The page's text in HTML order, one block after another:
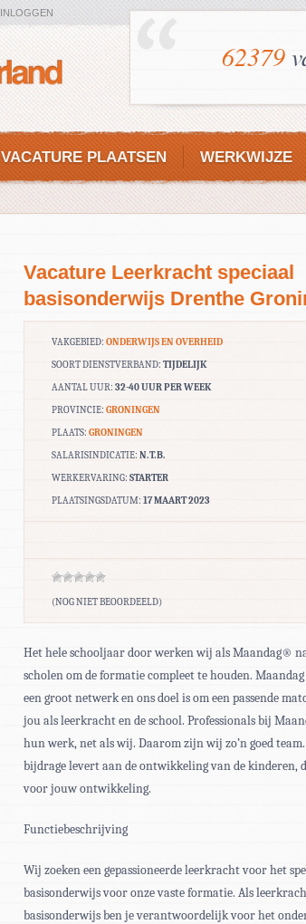
INLOGGEN
62379
VACATURE PLAATSEN WERKWIJZE
Vacature Leerkracht speciaal
basisonderwijs Drenthe
VAKGEBIED: ONDERWIJS EN OVERHEID
SOORT DIENSTVERBAND: TIJDELIJK
AANTAL UUR: 32-40 UUR PER WEEK
PROVINCIE: GRONINGEN
PLAATS: GRONINGEN
SALARISINDICATIE: N.T.B.
WERKERVARING: STARTER
PLAATSINGSDATUM: 17 MAART 2023
(NOG NIET BEOORDEELD)
Het hele schooljaar door werken wij als Maandag®
scholen om de formatie compleet te houden.
een groot netwerk en ons doel is om een passende
jou als leerkracht en de school. Professionals bij
hun werk, net als wij. Daarom zijn wij zo’n goed
bijdrage levert aan de ontwikkeling van de kinderen,
voor jouw ontwikkeling.
Functiebeschrijving
Wij zoeken een gepassioneerde leerkracht voor het
basisonderwijs voor onze vaste formatie. Als
basisonderwijs ben je verantwoordelijk voor het